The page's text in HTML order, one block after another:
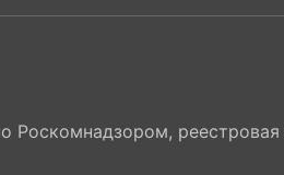
Роскомнадзором,